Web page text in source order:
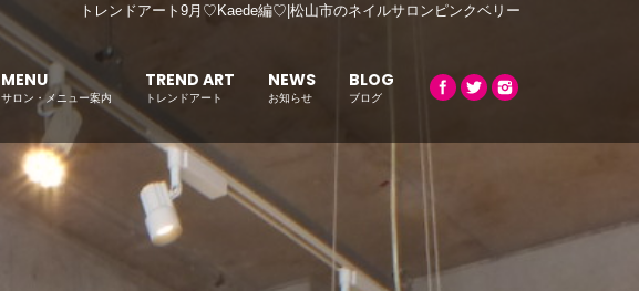
トレンドアート9月♡Kaede編♡|松山市のネイルサロンピンクベリー
MENU
サロン・メニュー案内
TREND ART
トレンドアート
NEWS
お知らせ
BLOG
ブログ